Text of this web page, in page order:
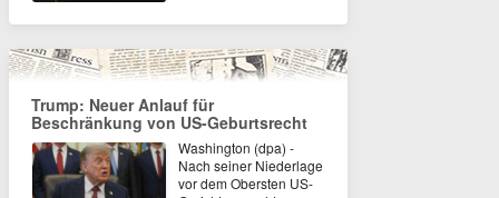
Trump: Neuer Anlauf für
Beschränkung von US-Geburtsrecht
Washington (dpa) -
Nach seiner Niederlage
vor dem Obersten US-